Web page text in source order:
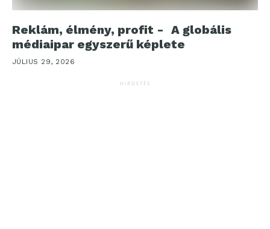
Reklám, élmény, profit - A globális
médiaipar egyszerű képlete
JÚLIUS 29, 2026
HIRDETÉS